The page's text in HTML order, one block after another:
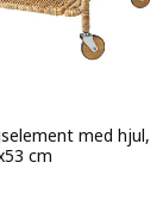
med hjul,
cm